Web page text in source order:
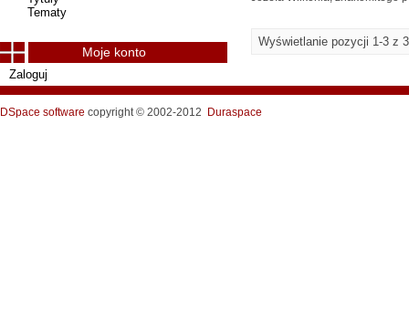
Wyświetlanie pozycji 1-3 z 3
Tematy
Moje konto
Zaloguj
DSpace software copyright © 2002-2012 Duraspace